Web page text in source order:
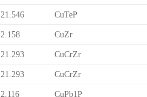
21.546 CuTeP
2.158 CuZr
21.293 CuCrZr
21.293 CuCrZr
2.116 CuPb1P